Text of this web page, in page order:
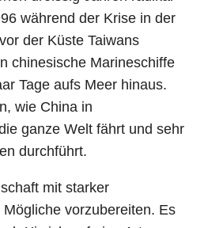
während der Krise in der
der Küste Taiwans
chinesische Marineschiffe
Tage aufs Meer hinaus.
wie China in
ganze Welt fährt und sehr
durchführt.
mit starker
vorzubereiten. Es